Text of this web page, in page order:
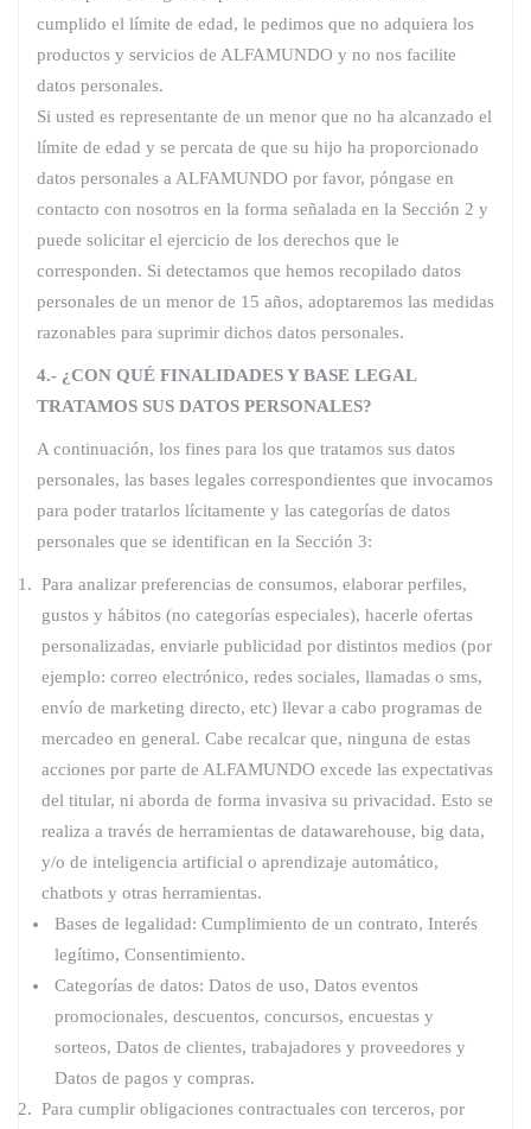
cumplido el límite de edad, le pedimos que no adquiera los
productos y servicios de ALFAMUNDO y no nos facilite
datos personales.
Si usted es representante de un menor que no ha alcanzado el
límite de edad y se percata de que su hijo ha proporcionado
datos personales a ALFAMUNDO por favor, póngase en
contacto con nosotros en la forma señalada en la Sección 2 y
puede solicitar el ejercicio de los derechos que le
corresponden. Si detectamos que hemos recopilado datos
personales de un menor de 15 años, adoptaremos las medidas
razonables para suprimir dichos datos personales.
4.- ¿CON QUÉ FINALIDADES Y BASE LEGAL
TRATAMOS SUS DATOS PERSONALES?
A continuación, los fines para los que tratamos sus datos
personales, las bases legales correspondientes que invocamos
para poder tratarlos lícitamente y las categorías de datos
personales que se identifican en la Sección 3:
Para analizar preferencias de consumos, elaborar perfiles,
gustos y hábitos (no categorías especiales), hacerle ofertas
personalizadas, enviarle publicidad por distintos medios (por
ejemplo: correo electrónico, redes sociales, llamadas o sms,
envío de marketing directo, etc) llevar a cabo programas de
mercadeo en general. Cabe recalcar que, ninguna de estas
acciones por parte de ALFAMUNDO excede las expectativas
del titular, ni aborda de forma invasiva su privacidad. Esto se
realiza a través de herramientas de datawarehouse, big data,
y/o de inteligencia artificial o aprendizaje automático,
chatbots y otras herramientas.
Bases de legalidad: Cumplimiento de un contrato, Interés
legítimo, Consentimiento.
Categorías de datos: Datos de uso, Datos eventos
promocionales, descuentos, concursos, encuestas y
sorteos, Datos de clientes, trabajadores y proveedores y
Datos de pagos y compras.
Para cumplir obligaciones contractuales con terceros, por